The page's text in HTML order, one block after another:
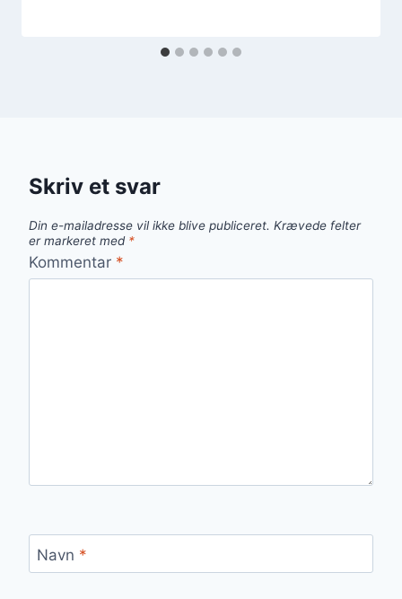
Skriv et svar
Din e-mailadresse vil ikke blive publiceret. Krævede felter
er markeret med *
Kommentar *
Navn *